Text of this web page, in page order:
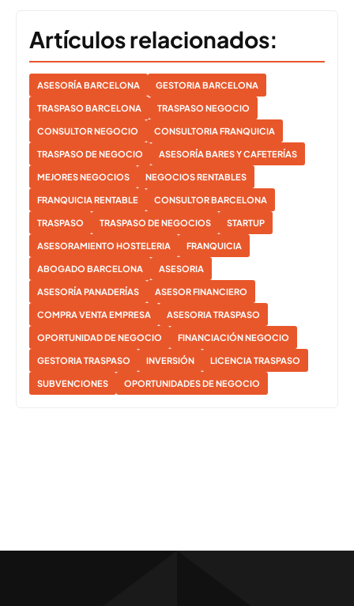
Artículos relacionados:
ASESORÍA BARCELONA GESTORIA BARCELONA
TRASPASO BARCELONA TRASPASO NEGOCIO
CONSULTOR NEGOCIO CONSULTORIA FRANQUICIA
TRASPASO DE NEGOCIO ASESORÍA BARES Y CAFETERÍAS
MEJORES NEGOCIOS NEGOCIOS RENTABLES
FRANQUICIA RENTABLE CONSULTOR BARCELONA
TRASPASO TRASPASO DE NEGOCIOS STARTUP
ASESORAMIENTO HOSTELERIA FRANQUICIA
ABOGADO BARCELONA ASESORIA
ASESORÍA PANADERÍAS ASESOR FINANCIERO
COMPRA VENTA EMPRESA ASESORIA TRASPASO
OPORTUNIDAD DE NEGOCIO FINANCIACIÓN NEGOCIO
GESTORIA TRASPASO INVERSIÓN LICENCIA TRASPASO
SUBVENCIONES OPORTUNIDADES DE NEGOCIO